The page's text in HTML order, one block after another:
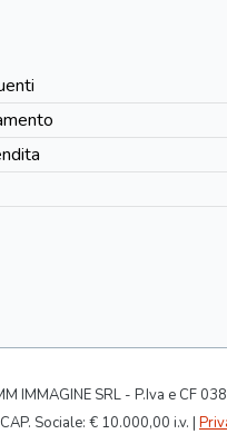
IMMAGINE SRL - P.Iva e CF
Sociale: € 10.000,00 i.v. |